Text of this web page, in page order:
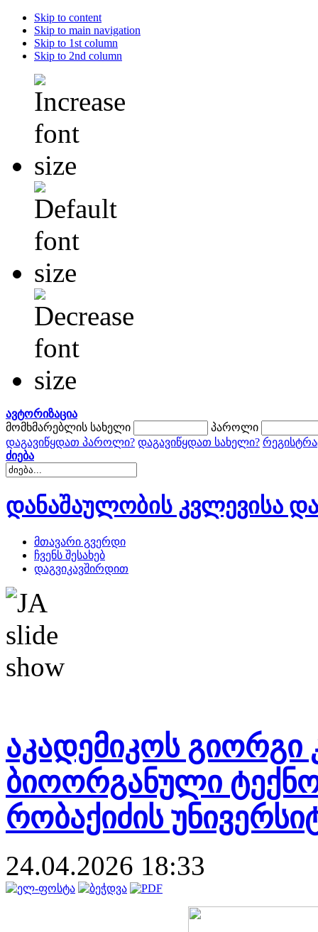
Skip to content
Skip to main navigation
Skip to 1st column
Skip to 2nd column
ავტორიზაცია
მომხმარებლის სახელი
პაროლი
დაგავიწყდათ პაროლი? დაგავიწყდათ სახელი?
ძიება
დანაშაულობის კვლევისა
მთავარი გვერდი
ჩვენს შესახებ
დაგვიკავშირდით
აკადემიკოს გიორგი
ბიოორგანული
რობაქიძის
24.04.2026 18:33